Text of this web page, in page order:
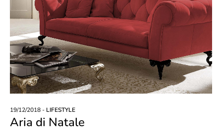
19/12/2018 - LIFESTYLE
Aria di Natale